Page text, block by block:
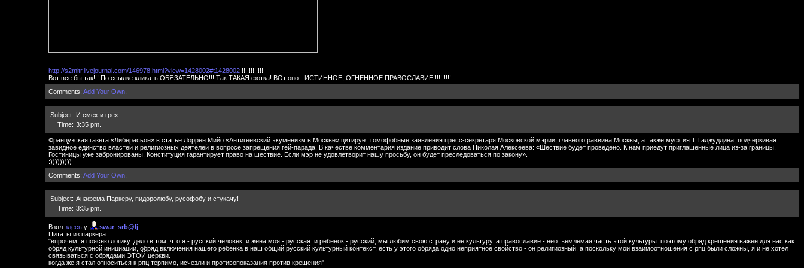
http://s2mitr.livejournal.com/146978.html?view=1428002#t1428002 !!!!!!!!!!!!
Вот все бы так!!! По ссылке кликать ОБЯЗАТЕЛЬНО!!! Так ТАКАЯ фотка! ВОт оно - ИСТИННОЕ, ОГНЕННОЕ ПРАВОСЛАВИЕ!!!!!!!!!!
Comments: Add Your Own
Subject: И смех и грех...
Time: 3:35 pm.
Французская газета «Либерасьон» в статье Лоррен Мийо «Антигеевский экуменизм в Москве» цитирует гомофобные заявления пресс-секретаря Московской мэрии, главного раввина Москвы, а также муфтия Т.Таджуддина, подчеркивая
завидное единство властей и религиозных деятелей в вопросе запрещения гей-парада. В качестве комментария издание приводит слова Николая Алексеева: «Шествие будет проведено. К нам приедут приглашенные лица из-за границы.
Гостиницы уже забронированы. Конституция гарантирует право на шествие. Если мэр не удовлетворит нашу просьбу, он будет преследоваться по закону».
:)))))))))
Comments: Add Your Own
Subject: Анафема Паркеру, пидоролюбу, русофобу и стукачу!
Time: 3:35 pm.
Взял здесь у
swar_srb@lj
Цитаты из паркера:
"впрочем, я поясню логику. дело в том, что я - русский человек. и жена моя - русская. и ребенок - русский, мы любим свою страну и ее культуру. а православие - неотъемлемая часть этой культуры. поэтому обряд крещения важен для нас как
обряд культурной инициации, обряд включения нашего ребенка в наш общий русский культурный контекст. есть у этого обряда одно неприятное свойство - он религиозный. а поскольку мои взаимоотношения с рпц были сложны, я и не хотел
связываться с обрядами ЭТОЙ церкви.
когда же я стал относиться к рпц терпимо, исчезли и противопоказания против крещения"